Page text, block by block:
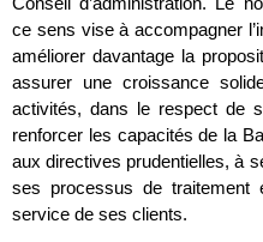
ce sens vise à accompagner
améliorer davantage la
assurer une croissance
activités, dans le respect de
renforcer les capacités de la
aux directives prudentielles, à
ses processus de traitement
service de ses clients.